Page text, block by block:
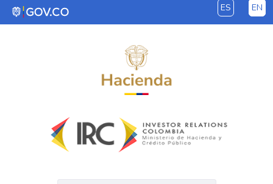
Skip to Main Content ES EN